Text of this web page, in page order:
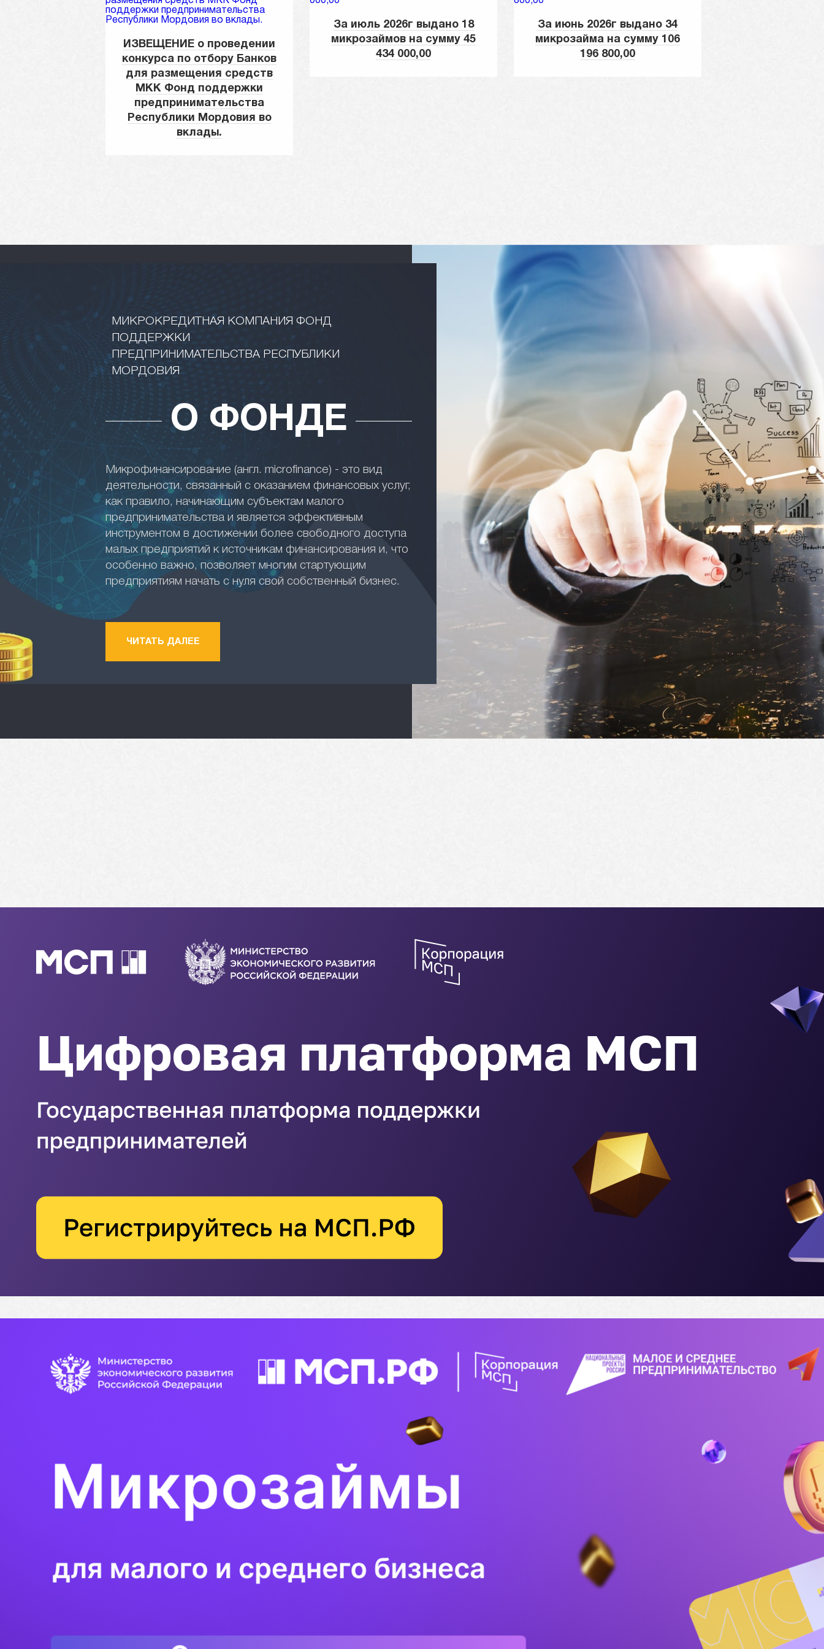
ИЗВЕЩЕНИЕ о проведении
конкурса по отбору Банков
для размещения средств
МКК Фонд поддержки
предпринимательства
Республики Мордовия во
вклады.
За июль 2026г выдано 18
микрозаймов на сумму 45
434 000,00
За июнь 2026г выдано 34
микрозайма на сумму 106
196 800,00
МИКРОКРЕДИТНАЯ КОМПАНИЯ ФОНД
ПОДДЕРЖКИ
ПРЕДПРИНИМАТЕЛЬСТВА РЕСПУБЛИКИ
МОРДОВИЯ
О ФОНДЕ
Микрофинансирование (англ. microfinance) - это вид
деятельности, связанный с оказанием финансовых услуг,
как правило, начинающим субъектам малого
предпринимательства и является эффективным
инструментом в достижении более свободного доступа
малых предприятий к источникам финансирования и, что
особенно важно, позволяет многим стартующим
предприятиям начать с нуля свой собственный бизнес.
ЧИТАТЬ ДАЛЕЕ